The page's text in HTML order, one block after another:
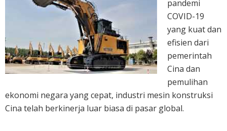
pandemi
COVID-19
yang kuat dan
efisien dari
pemerintah
Cina dan
pemulihan
ekonomi negara yang cepat, industri mesin konstruksi
Cina telah berkinerja luar biasa di pasar global.